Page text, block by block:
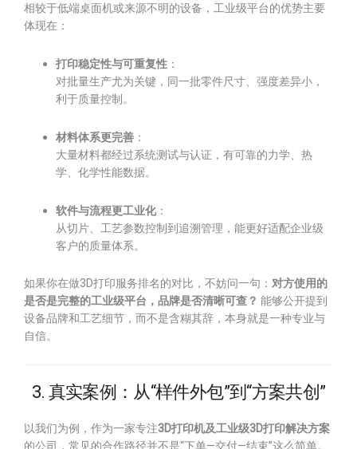
相较于低端桌面机或来源不明的设备，工业级平台的优势主要
体现在：
打印稳定性与可重复性 ：
对批量生产尤为关键，同一批零件尺寸、强度差异小，
利于质量控制。
材料体系更完善 ：
大量材料都经过系统测试与认证，有可靠的力学、热
学、化学性能数据。
软件与流程更工业化：
从切片、工艺参数控制到追溯管理，能更好适配企业级
客户的质量体系。
如果你在做3D打印服务排名的对比，不妨问一句： 对方使用的
是否是完整的工业级平台，品牌是否清晰可查？ 能够公开提到
设备品牌和工艺细节，而不是含糊其辞，本身就是一种专业与
自信。
3. 真实案例：从“样件外包”到“方案共创”
以我们为例，作为一家专注3D打印机及工业级3D打印解决方案
的公司，常见的合作路径并不是“下单—交付—结束”这么简单。